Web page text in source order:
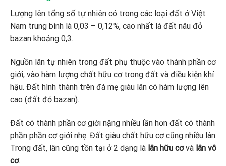
Lượng lên tổng số tự nhiên có trong các loại đất ở Việt
Nam trung bình là 0,03 – 0,12%, cao nhất là đất nâu đỏ
bazan khoảng 0,3.
Nguồn lân tự nhiên trong đất phụ thuộc vào thành phần cơ
giới, vào hàm lượng chất hữu cơ trong đất và điều kiện khí
hậu. Đất hình thành trên đá mẹ giàu lân có hàm lượng lên
cao (đất đỏ bazan).
Đất có thành phần cơ giới nặng nhiều lần hơn đất có thành
phần phần cơ giới nhẹ. Đất giàu chất hữu cơ cũng nhiều lân.
Trong đất, lân cũng tồn tại ở 2 dạng là lân hữu cơvà lân vô
cơ.